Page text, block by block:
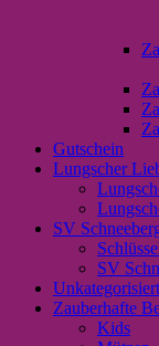
Gutschein
Lungscher
SV
SV
Unkategorisiert
Zauberhafte
Kids